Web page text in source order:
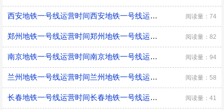
西安地铁一号线运营时间西安地铁一号线运营时间是 阅读量：74
郑州地铁一号线运营时间郑州地铁一号线运营时间是 阅读量：82
南京地铁一号线运营时间南京地铁一号线运营时间是 阅读量：94
兰州地铁一号线运营时间兰州地铁一号线运营时间是 阅读量：58
长春地铁一号线运营时间长春地铁一号线运营时间是 阅读量：41